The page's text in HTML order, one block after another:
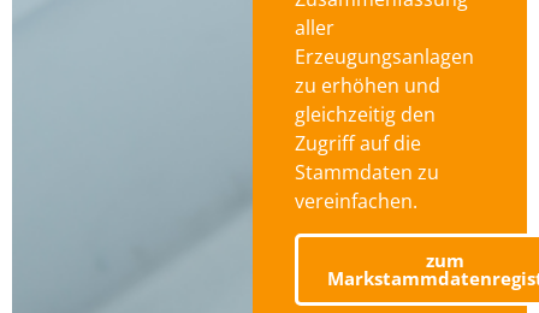
aller
Erzeugungsanlagen
zu erhöhen und
gleichzeitig den
Zugriff auf die
Stammdaten zu
vereinfachen.
zum